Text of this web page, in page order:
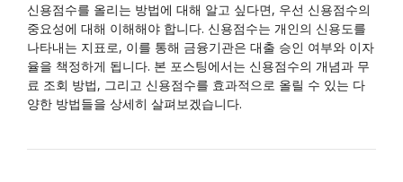
신용점수를 올리는 방법에 대해 알고 싶다면, 우선 신용점수의
중요성에 대해 이해해야 합니다. 신용점수는 개인의 신용도를
나타내는 지표로, 이를 통해 금융기관은 대출 승인 여부와 이자
율을 책정하게 됩니다. 본 포스팅에서는 신용점수의 개념과 무
료 조회 방법, 그리고 신용점수를 효과적으로 올릴 수 있는 다
양한 방법들을 상세히 살펴보겠습니다.